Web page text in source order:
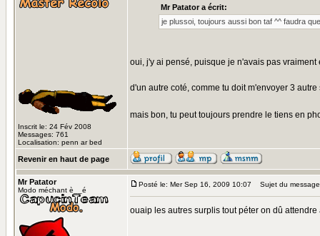
Inscrit le: 24 Fév 2008
Messages: 761
Localisation: penn ar bed
Mr Patator a écrit:
je plussoi, toujours aussi bon taf ^^ faudra
oui, j'y ai pensé, puisque je n'avais pas vraiment
d'un autre coté, comme tu doit m'envoyer 3
mais bon, tu peut toujours prendre le tiens en
Revenir en haut de page
Mr Patator
Modo méchant è__é
Posté le: Mer Sep 16, 2009 10:07 Sujet du
ouaip les autres surplis tout péter on dû